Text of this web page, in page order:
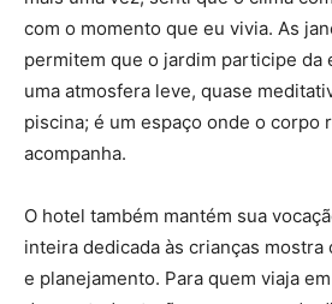
com o momento que eu vivia. As
permitem que o jardim participe da
uma atmosfera leve, quase
piscina; é um espaço onde o corpo
acompanha.
O hotel também mantém sua
inteira dedicada às crianças mostra
e planejamento. Para quem viaja